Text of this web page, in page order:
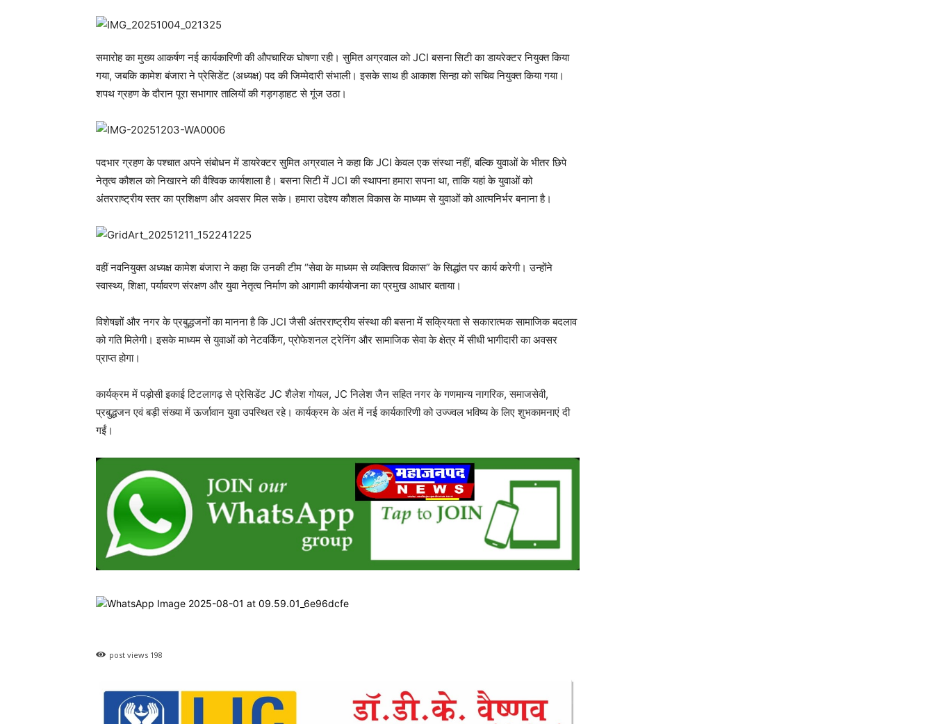
समारोह का मुख्य आकर्षण नई कार्यकारिणी की औपचारिक घोषणा रही। सुमित अग्रवाल को JCI बसना सिटी का डायरेक्टर नियुक्त किया
गया, जबकि कामेश बंजारा ने प्रेसिडेंट (अध्यक्ष) पद की जिम्मेदारी संभाली। इसके साथ ही आकाश सिन्हा को सचिव नियुक्त किया गया।
शपथ ग्रहण के दौरान पूरा सभागार तालियों की गड़गड़ाहट से गूंज उठा।
पदभार ग्रहण के पश्चात अपने संबोधन में डायरेक्टर सुमित अग्रवाल ने कहा कि JCI केवल एक संस्था नहीं, बल्कि युवाओं के भीतर छिपे
नेतृत्व कौशल को निखारने की वैश्विक कार्यशाला है। बसना सिटी में JCI की स्थापना हमारा सपना था, ताकि यहां के युवाओं को
अंतरराष्ट्रीय स्तर का प्रशिक्षण और अवसर मिल सके। हमारा उद्देश्य कौशल विकास के माध्यम से युवाओं को आत्मनिर्भर बनाना है।
वहीं नवनियुक्त अध्यक्ष कामेश बंजारा ने कहा कि उनकी टीम “सेवा के माध्यम से व्यक्तित्व विकास” के सिद्धांत पर कार्य करेगी। उन्होंने
स्वास्थ्य, शिक्षा, पर्यावरण संरक्षण और युवा नेतृत्व निर्माण को आगामी कार्ययोजना का प्रमुख आधार बताया।
विशेषज्ञों और नगर के प्रबुद्धजनों का मानना है कि JCI जैसी अंतरराष्ट्रीय संस्था की बसना में सक्रियता से सकारात्मक सामाजिक बदलाव
को गति मिलेगी। इसके माध्यम से युवाओं को नेटवर्किंग, प्रोफेशनल ट्रेनिंग और सामाजिक सेवा के क्षेत्र में सीधी भागीदारी का अवसर
प्राप्त होगा।
कार्यक्रम में पड़ोसी इकाई टिटलागढ़ से प्रेसिडेंट JC शैलेश गोयल, JC निलेश जैन सहित नगर के गणमान्य नागरिक, समाजसेवी,
प्रबुद्धजन एवं बड़ी संख्या में ऊर्जावान युवा उपस्थित रहे। कार्यक्रम के अंत में नई कार्यकारिणी को उज्ज्वल भविष्य के लिए शुभकामनाएं दी
गईं।
post views 198